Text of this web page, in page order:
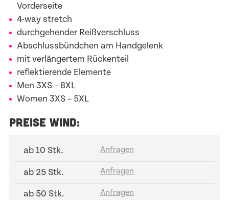
Vorderseite
4-way stretch
durchgehender Reißverschluss
Abschlussbündchen am Handgelenk
mit verlängertem Rückenteil
reflektierende Elemente
Men 3XS – 8XL
Women 3XS – 5XL
PREISE WIND:
ab 10 Stk.
ab 25 Stk.
ab 50 Stk.